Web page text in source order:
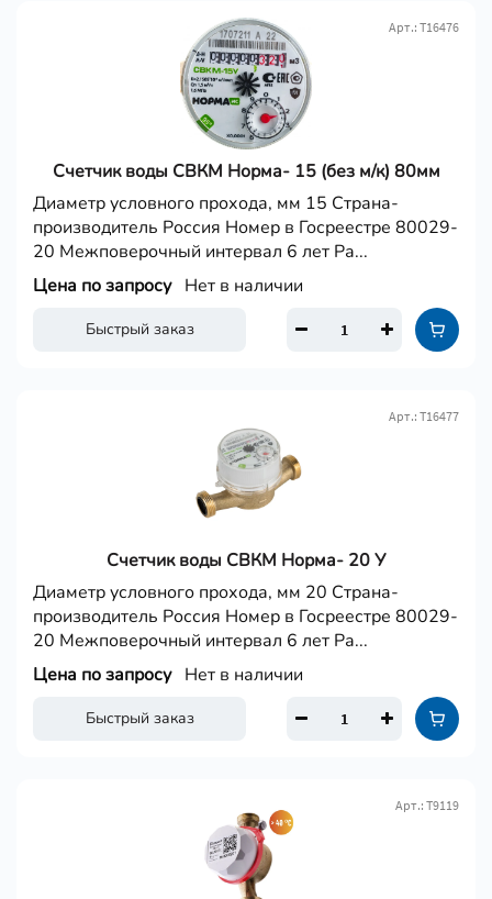
Счетчик воды СВКМ Норма- 15 (без м/к) 80мм
Арт.: Т16476
Диаметр условного прохода, мм 15 Страна-
производитель Россия Номер в Госреестре 80029-
20 Межповерочный интервал 6 лет Ра...
Быстрый заказ
Цена по запросу Нет в наличии
Счетчик воды СВКМ Норма- 20 У
Арт.: Т16477
Диаметр условного прохода, мм 20 Страна-
производитель Россия Номер в Госреестре 80029-
20 Межповерочный интервал 6 лет Ра...
Быстрый заказ
Цена по запросу Нет в наличии
Арт.: Т9119